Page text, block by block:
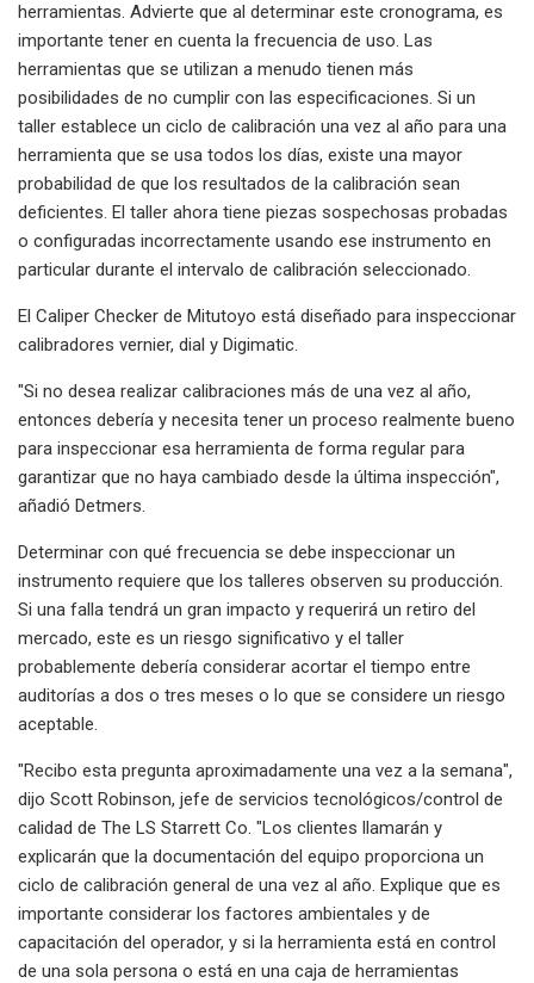
herramientas. Advierte que al determinar este cronograma, es
importante tener en cuenta la frecuencia de uso. Las
herramientas que se utilizan a menudo tienen más
posibilidades de no cumplir con las especificaciones. Si un
taller establece un ciclo de calibración una vez al año para una
herramienta que se usa todos los días, existe una mayor
probabilidad de que los resultados de la calibración sean
deficientes. El taller ahora tiene piezas sospechosas probadas
o configuradas incorrectamente usando ese instrumento en
particular durante el intervalo de calibración seleccionado.
El Caliper Checker de Mitutoyo está diseñado para inspeccionar
calibradores vernier, dial y Digimatic.
"Si no desea realizar calibraciones más de una vez al año,
entonces debería y necesita tener un proceso realmente bueno
para inspeccionar esa herramienta de forma regular para
garantizar que no haya cambiado desde la última inspección",
añadió Detmers.
Determinar con qué frecuencia se debe inspeccionar un
instrumento requiere que los talleres observen su producción.
Si una falla tendrá un gran impacto y requerirá un retiro del
mercado, este es un riesgo significativo y el taller
probablemente debería considerar acortar el tiempo entre
auditorías a dos o tres meses o lo que se considere un riesgo
aceptable.
"Recibo esta pregunta aproximadamente una vez a la semana",
dijo Scott Robinson, jefe de servicios tecnológicos/control de
calidad de The LS Starrett Co. "Los clientes llamarán y
explicarán que la documentación del equipo proporciona un
ciclo de calibración general de una vez al año. Explique que es
importante considerar los factores ambientales y de
capacitación del operador, y si la herramienta está en control
de una sola persona o está en una caja de herramientas